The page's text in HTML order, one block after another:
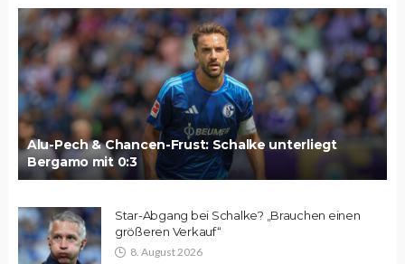
Alu-Pech & Chancen-Frust: Schalke unterliegt
Bergamo mit 0:3
Star-Abgang bei Schalke? „Brauchen einen
größeren Verkauf“
8. August 2026